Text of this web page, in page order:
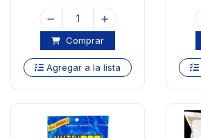
Comprar
Agregar a la lista